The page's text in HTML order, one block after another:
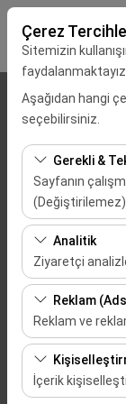
Çerez
Sitemizin
Aşağıdan hangi
seçebilirsiniz.
Gerekli &
Sayfanın
(Değiştirilemez)
Bu çerezler
oturum
dışı bırakılamaz.
Analitik
Ziyaretçi
Bu çerezler,
en çok ziyaret
analiz etmemizi
performansını
iyileştirmek için
Reklam
Reklam ve
Bu çerezler,
reklamlar
etkinliğini
İçerik
Alış Lokasyonu
Mersin
Aracı farklı
Alış Tarih & Saat
Bırakış Tarih &